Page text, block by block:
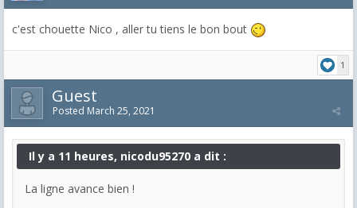
c'est chouette Nico , aller tu tiens le bon bout
1
Guest
Posted March 25, 2021
Il y a 11 heures, nicodu95270 a dit :
La ligne avance bien !